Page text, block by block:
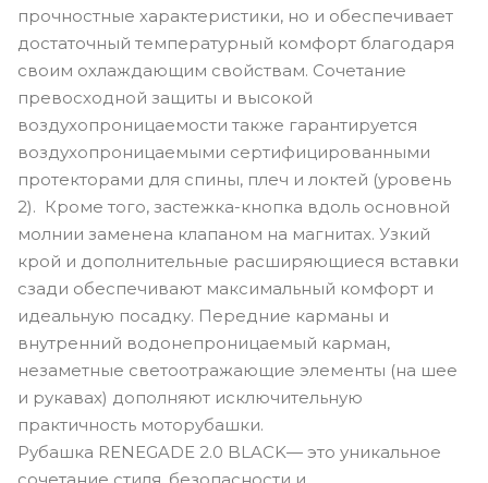
прочностные характеристики, но и обеспечивает
достаточный температурный комфорт благодаря
своим охлаждающим свойствам. Сочетание
превосходной защиты и высокой
воздухопроницаемости также гарантируется
воздухопроницаемыми сертифицированными
протекторами для спины, плеч и локтей (уровень
2). Кроме того, застежка-кнопка вдоль основной
молнии заменена клапаном на магнитах. Узкий
крой и дополнительные расширяющиеся вставки
сзади обеспечивают максимальный комфорт и
идеальную посадку. Передние карманы и
внутренний водонепроницаемый карман,
незаметные светоотражающие элементы (на шее
и рукавах) дополняют исключительную
практичность моторубашки.
Рубашка RENEGADE 2.0 BLACK— это уникальное